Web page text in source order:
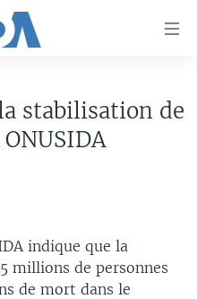
stabilisation de
indique que la
millions de personnes
de mort dans le